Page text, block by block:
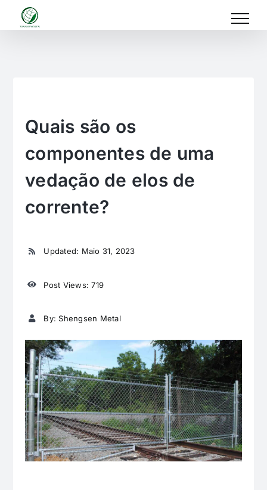
Quais são os
componentes de uma
vedação de elos de
corrente?
Updated: Maio 31, 2023
Post Views: 719
By: Shengsen Metal